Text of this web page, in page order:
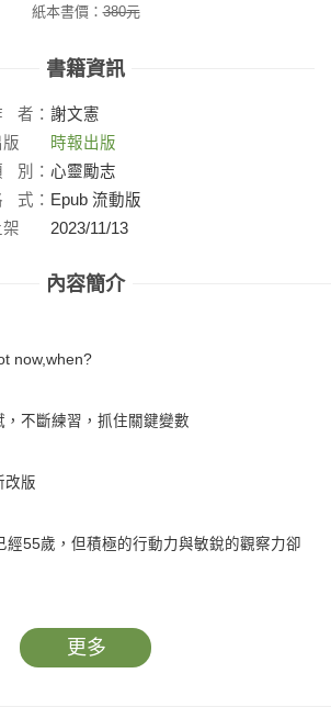
紙本書價：380元
書籍資訊
者： 謝文憲
版
：
時報出版
別： 心靈勵志
式： Epub 流動版
架
2023/11/13
內容簡介
now,when?
，不斷練習，抓住關鍵變數
改版
經55歲，但積極的行動力與敏銳的觀察力卻
，但我深信：失敗並非站在成功的對面，而
更多